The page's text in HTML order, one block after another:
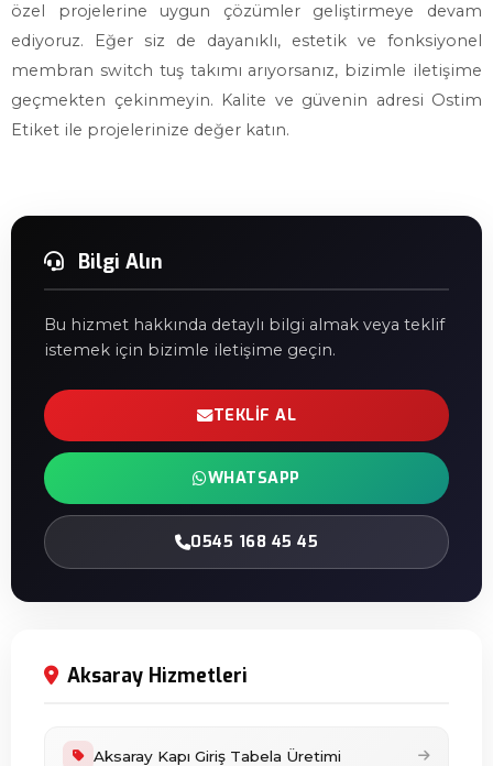
özel projelerine uygun çözümler geliştirmeye devam
ediyoruz. Eğer siz de dayanıklı, estetik ve fonksiyonel
membran switch tuş takımı arıyorsanız, bizimle iletişime
geçmekten çekinmeyin. Kalite ve güvenin adresi Ostim
Etiket ile projelerinize değer katın.
Bilgi Alın
Bu hizmet hakkında detaylı bilgi almak veya teklif
istemek için bizimle iletişime geçin.
TEKLIF AL
WHATSAPP
0545 168 45 45
Aksaray Hizmetleri
Aksaray Kapı Giriş Tabela Üretimi